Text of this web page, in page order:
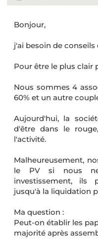
Bonjour,
j'ai besoin de
Pour être le plus clair
Nous sommes 4
60% et un autre
Aujourd'hui, la
d'être dans le
l'activité.
Malheureusement,
le PV si nous
investissement, ils
jusqu'à la liquidation
Ma question :
Peut-on établir les
majorité après